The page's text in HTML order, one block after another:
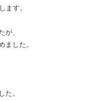
ます。
が、
ました。
た。